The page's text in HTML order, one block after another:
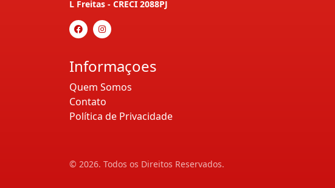
L Freitas - CRECI 2088PJ
Informaçoes
Quem Somos
Contato
Política de Privacidade
© 2026. Todos os Direitos Reservados.